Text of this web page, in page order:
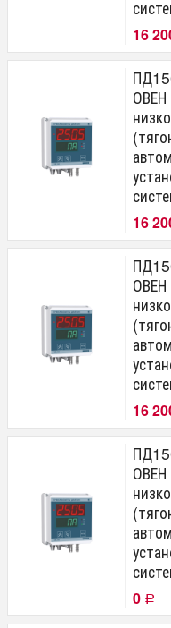
16
ОВЕН
16
ОВЕН
16
ОВЕН
0 Р